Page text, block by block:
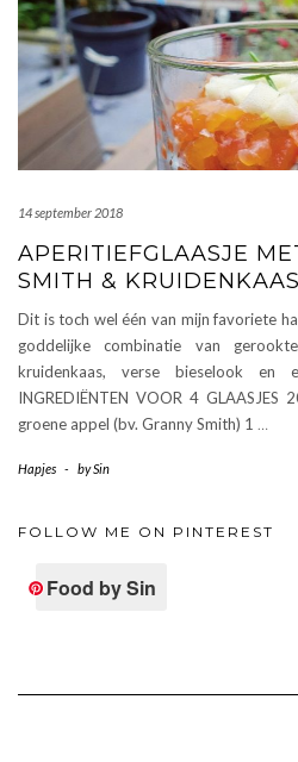
14 september 2018
APERITIEFGLAASJE
SMITH & KRUIDENKAAS
Dit is toch wel één van mijn favoriete
goddelijke combinatie van
kruidenkaas, verse bieselook en
INGREDIËNTEN VOOR 4
groene appel (bv. Granny Smith) 1 …
Hapjes - bySin
FOLLOW ME ON PINTEREST
Food by Sin